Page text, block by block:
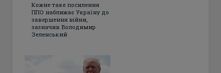
Кожне таке посилення
ППО наближає Україну до
завершення війни,
зазначив Володимир
Зеленський